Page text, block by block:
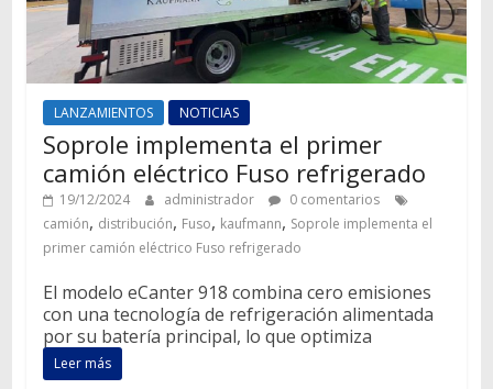
LANZAMIENTOS NOTICIAS
Soprole implementa el primer
camión eléctrico Fuso refrigerado
19/12/2024 administrador
0 comentarios
camión, distribución, Fuso, kaufmann, Soprole implementa el
primer camión eléctrico Fuso refrigerado
El modelo eCanter 918 combina cero emisiones
con una tecnología de refrigeración alimentada
por su batería principal, lo que optimiza
Leer más